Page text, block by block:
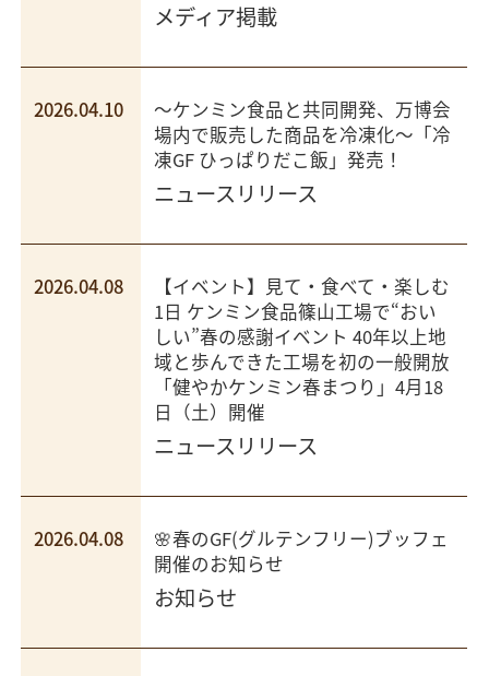
メディア掲載
2026.04.10
～ケンミン食品と共同開発、万博会
場内で販売した商品を冷凍化～「冷
凍GF ひっぱりだこ飯」発売！
ニュースリリース
2026.04.08
【イベント】見て・食べて・楽しむ
1日 ケンミン食品篠山工場で“おい
しい”春の感謝イベント 40年以上地
域と歩んできた工場を初の一般開放
「健やかケンミン春まつり」4月18
日（土）開催
ニュースリリース
2026.04.08
🌸春のGF(グルテンフリー)ブッフェ
開催のお知らせ
お知らせ